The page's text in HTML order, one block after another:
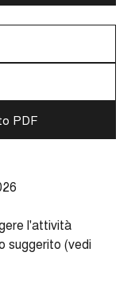
PDF
l'attività
suggerito (vedi